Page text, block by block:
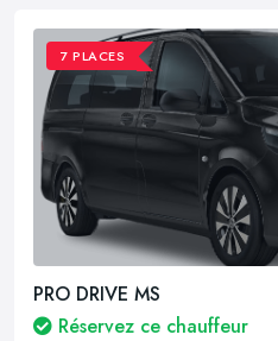
7 PLACES
PRO DRIVE MS
Réservez ce chauffeur